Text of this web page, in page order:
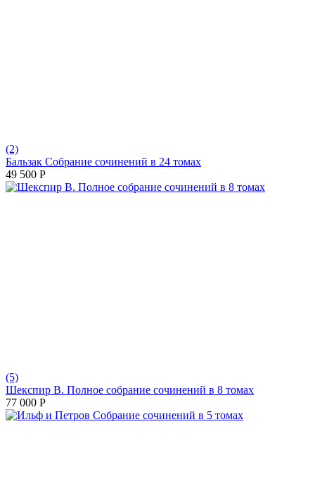
(2)
Бальзак Собрание сочинений в 24 томах
49 500 Р
(5)
Шекспир В. Полное собрание сочинений в 8 томах
77 000 Р